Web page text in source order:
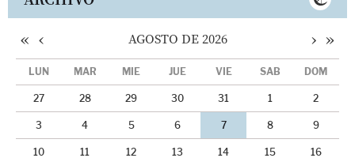
« ‹ AGOSTO DE 2026 › »
LUN MAR MIÉ JUE VIE SÁB DOM
27 28 29 30 31 1 2
3 4 5 6 7 8 9
10 11 12 13 14 15 16